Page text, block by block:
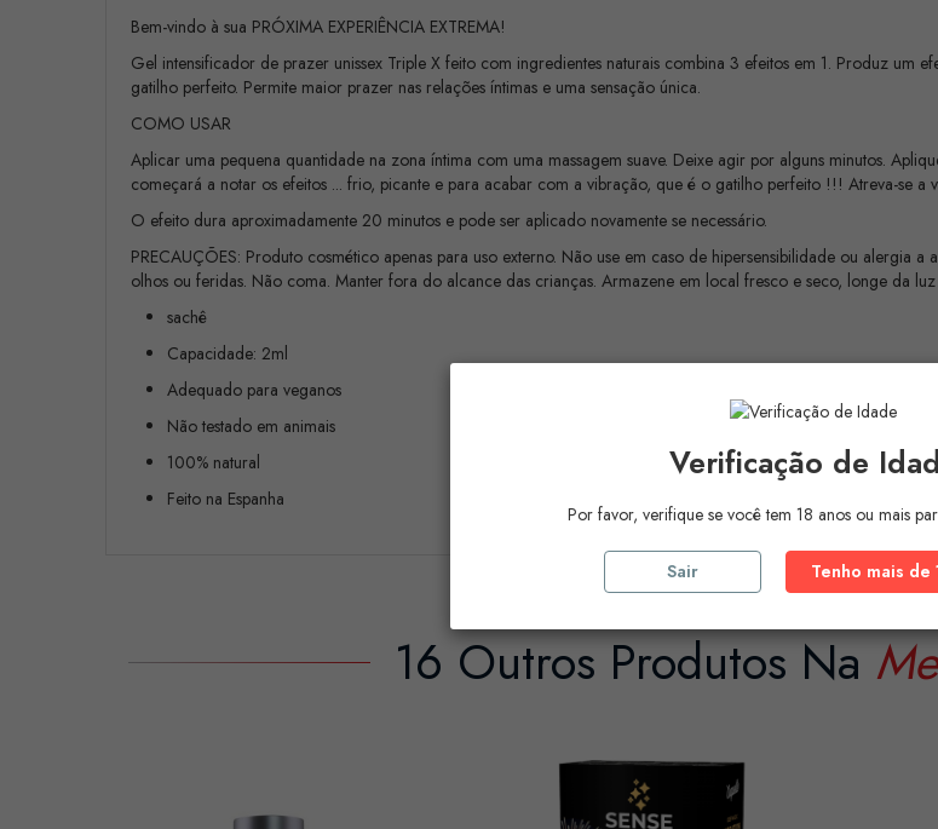
Bem-vindo à sua PRÓXIMA EXPERIÊNCIA EXTREMA!
Gel intensificador de prazer unissex Triple X feito com ingredientes naturais combina 3 efeitos em 1. Produz
gatilho perfeito. Permite maior prazer nas relações íntimas e uma sensação única.
COMO USAR
Aplicar uma pequena quantidade na zona íntima com uma massagem suave. Deixe agir por alguns minutos.
começará a notar os efeitos ... frio, picante e para acabar com a vibração, que é o gatilho perfeito !!! Atreva-se a
O efeito dura aproximadamente 20 minutos e pode ser aplicado novamente se necessário.
PRECAUÇÕES: Produto cosmético apenas para uso externo. Não use em caso de hipersensibilidade ou alergia
olhos ou feridas. Não coma. Manter fora do alcance das crianças. Armazene em local fresco e seco, longe da luz
sachê
Capacidade: 2ml
Adequado para veganos
Não testado em animais
100% natural
Feito na Espanha
16 Outros Produtos Na
Verificação de
Por favor, verifique se você tem 18 anos ou mais
Sair Tenho mais de